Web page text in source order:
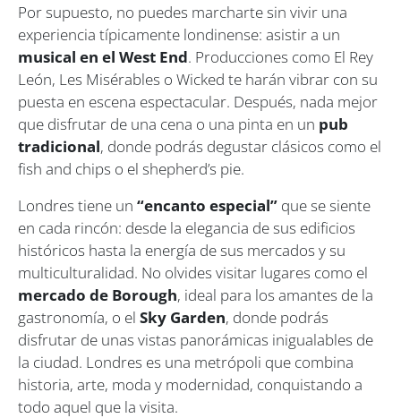
Por supuesto, no puedes marcharte sin vivir una
experiencia típicamente londinense: asistir a un
musical en el West End. Producciones como El Rey
León, Les Misérables o Wicked te harán vibrar con su
puesta en escena espectacular. Después, nada mejor
que disfrutar de una cena o una pinta en un pub
tradicional, donde podrás degustar clásicos como el
fish and chips o el shepherd’s pie.
Londres tiene un “encanto especial” que se siente
en cada rincón: desde la elegancia de sus edificios
históricos hasta la energía de sus mercados y su
multiculturalidad. No olvides visitar lugares como el
mercado de Borough, ideal para los amantes de la
gastronomía, o el Sky Garden, donde podrás
disfrutar de unas vistas panorámicas inigualables de
la ciudad. Londres es una metrópoli que combina
historia, arte, moda y modernidad, conquistando a
todo aquel que la visita.